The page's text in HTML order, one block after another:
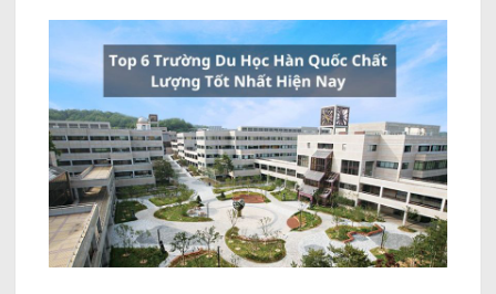
Quà cá nhân hóa: vì sao món làm riêng luôn ghi điểm
AI trong doanh nghiệp: Phân biệt RPA, workflow và AI agent
Ứng dụng AI trong doanh nghiệp để cắt giảm chi phí vận hành
Ứng dụng AI cho chăm sóc khách hàng giúp web phản hồi
24/7